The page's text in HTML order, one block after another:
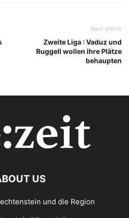
Next article
Zweite Liga : Vaduz und
Ruggell wollen ihre Plätze
behaupten
US
und die Region